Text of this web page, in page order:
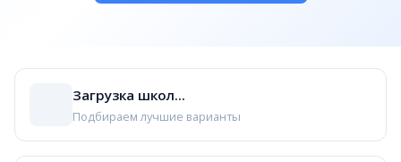
Загрузка школ...
Подбираем лучшие варианты